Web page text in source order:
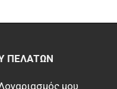
ΠΕΛΑΤΏΝ
μου